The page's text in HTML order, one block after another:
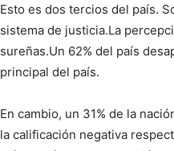
Esto es dos tercios del país.
sistema de justicia.La
sureñas.Un 62% del país
principal del país.
En cambio, un 31% de la
la calificación negativa